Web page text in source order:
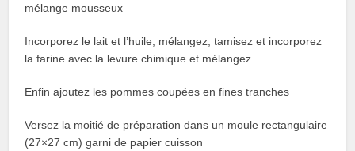
mélange mousseux
Incorporez le lait et l’huile, mélangez, tamisez et incorporez
la farine avec la levure chimique et mélangez
Enfin ajoutez les pommes coupées en fines tranches
Versez la moitié de préparation dans un moule rectangulaire
(27×27 cm) garni de papier cuisson